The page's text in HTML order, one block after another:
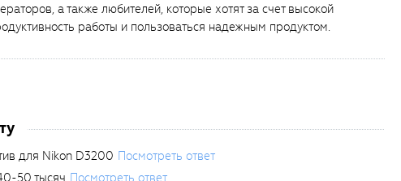
а также любителей, которые хотят за счет высокой
работы и пользоваться надежным продуктом.
для Nikon D3200 Посмотреть ответ
50 тысяч Посмотреть ответ